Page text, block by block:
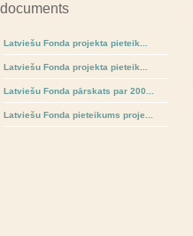
documents
Latviešu Fonda projekta pieteik...
Latviešu Fonda projekta pieteik...
Latviešu Fonda pārskats par 200...
Latviešu Fonda pieteikums proje...